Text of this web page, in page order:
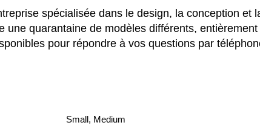
spécialisée dans le design, la conception et
quarantaine de modèles différents,
pour répondre à vos questions par
Small, Medium